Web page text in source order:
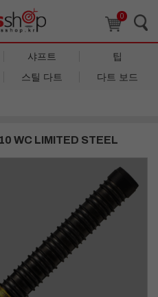
0
샤프트
팁
스틸 다트 다트 보드
WC LIMITED STEEL